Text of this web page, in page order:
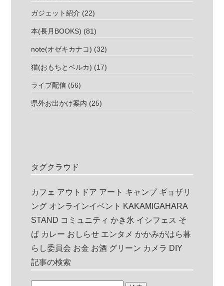
ガジェット紹介 (22)
本(長月BOOKS) (81)
note(オゼキカナコ) (32)
猫(おもちとベルカ) (17)
ライブ配信 (56)
県外お出かけ案内 (25)
タグクラウド
カフェ アウトドア アート キャンプ ギョザリ
ング オンラインイベント KAKAMIGAHARA
STAND コミュニティ かき氷 イシフェス そ
ば カレー おしらせ エンタメ かかみがはら暮
らし委員会 お金 お酒 グリーン カメラ DIY
記事の検索